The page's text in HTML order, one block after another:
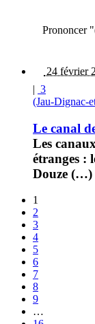
Prononcer
24 février
| 3
(Jau-Dignac-
Le canal
Les
étranges :
Douze (…)
1
2
3
4
5
6
7
8
9
…